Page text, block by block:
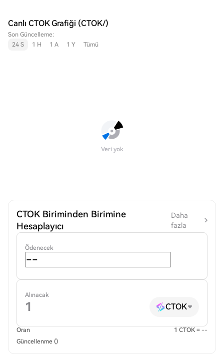
Canlı CTOK Grafiği (CTOK/)
Son Güncelleme:
24 S
1 H 1 A 1 Y Tümü
Veri yok
CTOK Biriminden Birimine
Hesaplayıcı
Daha
fazla
Ödenecek
Alınacak
CTOK
Oran
1 CTOK = --
Güncellenme ()